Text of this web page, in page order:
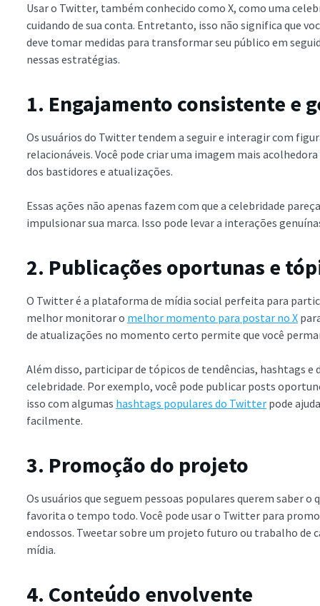
Usar o Twitter, também conhecido como X, como uma
cuidando de sua conta. Entretanto, isso não significa que
deve tomar medidas para transformar seu público em
nessas estratégias.
1. Engajamento consistente e
Os usuários do Twitter tendem a seguir e interagir com
relacionáveis. Você pode criar uma imagem mais
dos bastidores e atualizações.
Essas ações não apenas fazem com que a celebridade
impulsionar sua marca. Isso pode levar a interações
2. Publicações oportunas e
O Twitter é a plataforma de mídia social perfeita para
melhor monitorar o melhor momento para postar no X
de atualizações no momento certo permite que você
Além disso, participar de tópicos de tendências, hashtags e
celebridade. Por exemplo, você pode publicar posts
isso com algumas hashtags populares do Twitter pode
facilmente.
3. Promoção do projeto
Os usuários que seguem pessoas populares querem saber
favorita o tempo todo. Você pode usar o Twitter para
endossos. Tweetar sobre um projeto futuro ou trabalho de
mídia.
4. Conteúdo envolvente